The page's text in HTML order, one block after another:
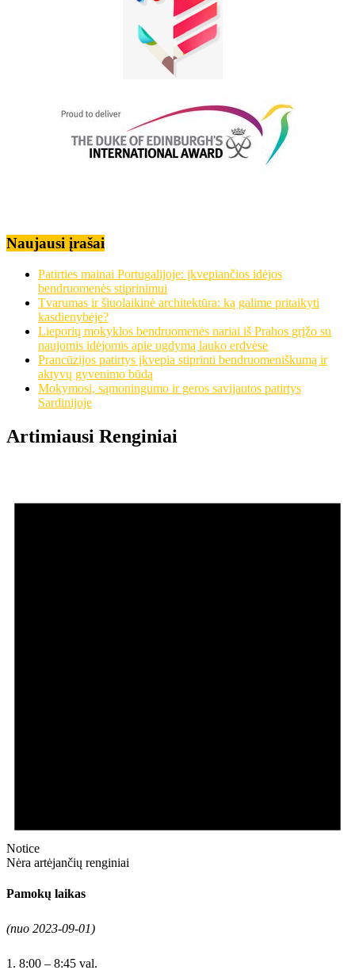
Naujausi įrašai
Patirties mainai Portugalijoje: įkvepiančios idėjos
bendruomenės stiprinimui
Tvarumas ir šiuolaikinė architektūra: ką galime pritaikyti
kasdienybėje?
Lieporių mokyklos bendruomenės nariai iš Prahos grįžo su
naujomis idėjomis apie ugdymą lauko erdvėse
Prancūzijos patirtys įkvepia stiprinti bendruomeniškumą ir
aktyvų gyvenimo būdą
Mokymosi, sąmoningumo ir geros savijautos patirtys
Sardinijoje
Artimiausi Renginiai
Notice
Nėra artėjančių renginiai
Pamokų laikas
(nuo 2023-09-01)
1. 8:00 – 8:45 val.